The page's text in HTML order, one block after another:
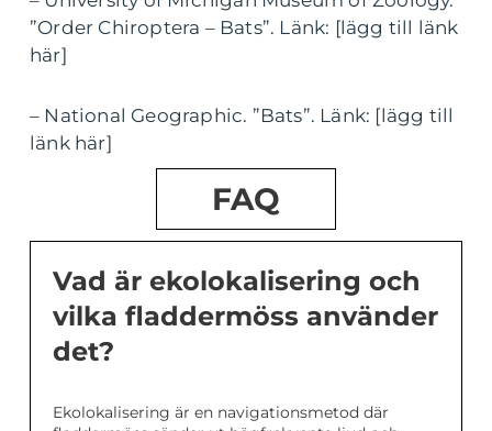
”Order Chiroptera – Bats”. Länk: [lägg till länk
här]
– National Geographic. ”Bats”. Länk: [lägg till
länk här]
FAQ
Vad är ekolokalisering och
vilka fladdermöss använder
det?
Ekolokalisering är en navigationsmetod där